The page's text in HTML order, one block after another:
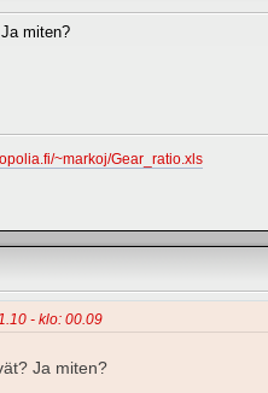
miten?
~markoj/Gear_ratio.xls
- klo: 00.09
Ja miten?